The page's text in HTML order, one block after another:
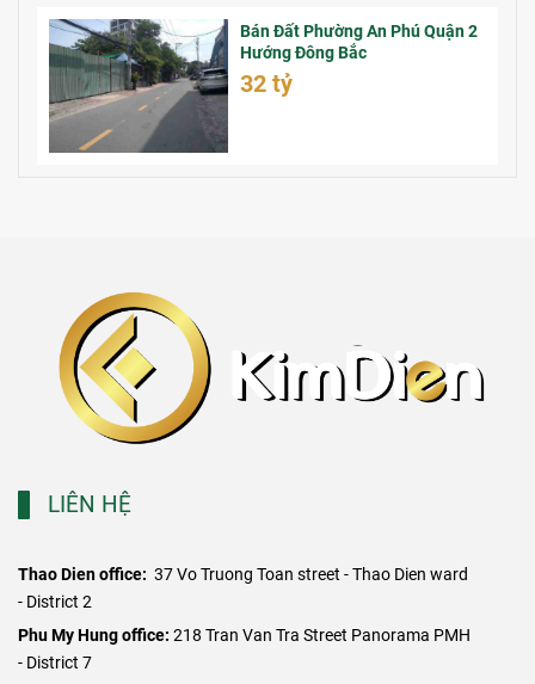
Bán Đất Phường An Phú Quận 2
Hướng Đông Bắc
32 tỷ
LIÊN HỆ
Thao Dien office: 37 Vo Truong Toan street - Thao Dien ward
- District 2
​Phu My Hung office: 218 Tran Van Tra Street Panorama PMH
- District 7